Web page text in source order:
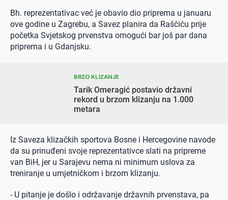
Bh. reprezentativac već je obavio dio priprema u januaru
ove godine u Zagrebu, a Savez planira da Raščiću prije
početka Svjetskog prvenstva omogući bar još par dana
priprema i u Gdanjsku.
BRZO KLIZANJE
Tarik Omeragić postavio državni
rekord u brzom klizanju na 1.000
metara
Iz Saveza klizačkih sportova Bosne i Hercegovine navode
da su prinuđeni svoje reprezentativce slati na pripreme
van BiH, jer u Sarajevu nema ni minimum uslova za
treniranje u umjetničkom i brzom klizanju.
- U pitanje je došlo i održavanje državnih prvenstava, pa